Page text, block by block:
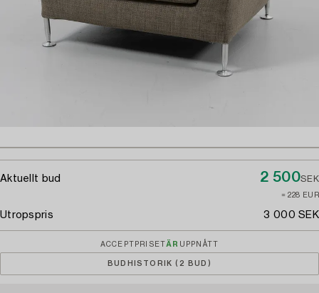
Aktuellt bud 2 500SEK
≈ 228 EUR
Utropspris 3 000 SEK
ACCEPTPRISETÄR UPPNÅTT
BUDHISTORIK (2 BUD)